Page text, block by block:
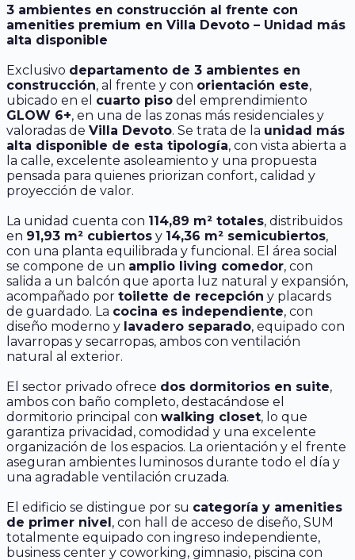
3 ambientes en construcción al frente con
amenities premium en Villa Devoto – Unidad más
alta disponible
Exclusivo departamento de 3 ambientes en
construcción, al frente y con orientación este,
ubicado en el cuarto piso del emprendimiento
GLOW 6+, en una de las zonas más residenciales y
valoradas de Villa Devoto. Se trata de la unidad más
alta disponible de esta tipología, con vista abierta a
la calle, excelente asoleamiento y una propuesta
pensada para quienes priorizan confort, calidad y
proyección de valor.
La unidad cuenta con 114,89 m² totales, distribuidos
en 91,93 m² cubiertos y 14,36 m² semicubiertos,
con una planta equilibrada y funcional. El área social
se compone de un amplio living comedor, con
salida a un balcón que aporta luz natural y expansión,
acompañado por toilette de recepción y placards
de guardado. La cocina es independiente, con
diseño moderno y lavadero separado, equipado con
lavarropas y secarropas, ambos con ventilación
natural al exterior.
El sector privado ofrece dos dormitorios en suite,
ambos con baño completo, destacándose el
dormitorio principal con walking closet, lo que
garantiza privacidad, comodidad y una excelente
organización de los espacios. La orientación y el frente
aseguran ambientes luminosos durante todo el día y
una agradable ventilación cruzada.
El edificio se distingue por su categoría y amenities
de primer nivel , con hall de acceso de diseño, SUM
totalmente equipado con ingreso independiente,
business center y coworking, gimnasio, piscina con